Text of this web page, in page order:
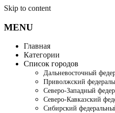
Skip to content
MENU
Главная
Категории
Список городов
Дальневосточный
Приволжский
Северо-Западный
Северо-Кавказский
Сибирский